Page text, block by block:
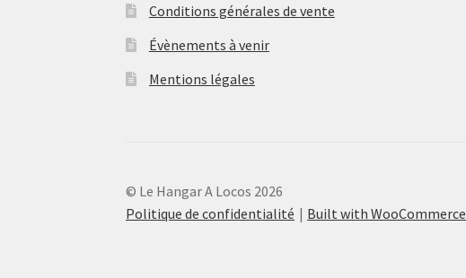
Conditions générales de vente
Évènements à venir
Mentions légales
© Le Hangar A Locos 2026
Politique de confidentialité
Built with WooCommerce